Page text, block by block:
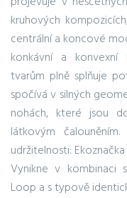
kruhových
centrální a koncové
konkávní a konvexní
tvarům plně splňuje
spočívá v silných
nohách, které jsou
látkovým
udržitelnosti:
Vynikne v kombinaci
Loop a s typově